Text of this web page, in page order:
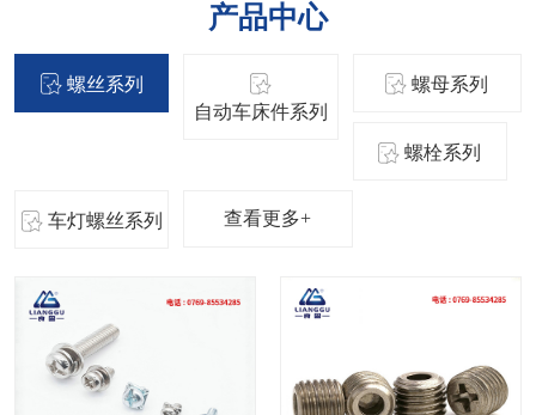
产品中心
螺丝系列
自动车床件系列
螺母系列
螺栓系列
车灯螺丝系列 查看更多+